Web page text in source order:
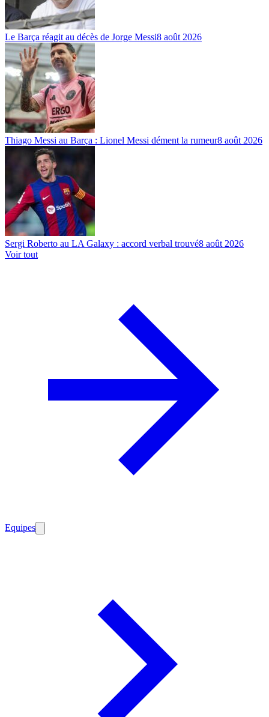
Le Barça réagit au décès de Jorge Messi8 août 2026
Thiago Messi au Barça : Lionel Messi dément la rumeur8 août 2026
Sergi Roberto au LA Galaxy : accord verbal trouvé8 août 2026
Voir tout
Equipes